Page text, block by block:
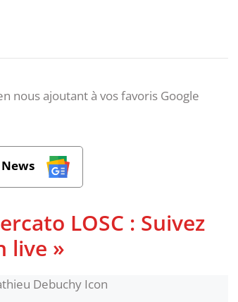
nous ajoutant à vos favoris Google
LOSC : Suivez
live »